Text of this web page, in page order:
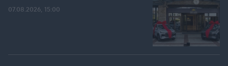
07.08.2026, 15:00